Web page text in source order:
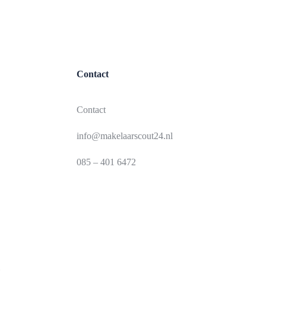
Contact
Contact
info@makelaarscout24.nl
085 – 401 6472